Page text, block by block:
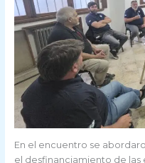
En el encuentro se
el desfinanciamiento de las